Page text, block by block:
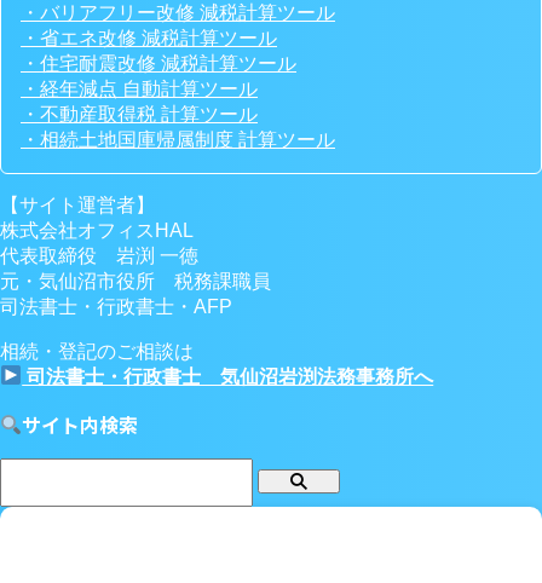
・バリアフリー改修 減税計算ツール
・省エネ改修 減税計算ツール
・住宅耐震改修 減税計算ツール
・経年減点 自動計算ツール
・不動産取得税 計算ツール
・相続土地国庫帰属制度 計算ツール
【サイト運営者】
株式会社オフィスHAL
代表取締役 岩渕 一徳
元・気仙沼市役所 税務課職員
司法書士・行政書士・AFP
相続・登記のご相談は
司法書士・行政書士 気仙沼岩渕法務事務所へ
サイト内検索